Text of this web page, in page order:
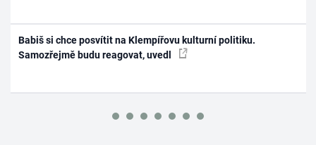
Babiš si chce posvítit na Klempířovu kulturní politiku.
Samozřejmě budu reagovat, uvedl